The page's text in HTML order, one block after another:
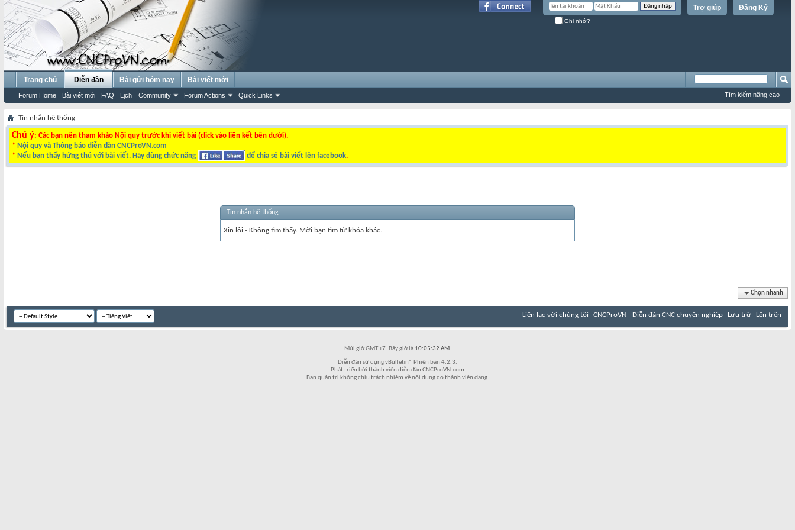
Đăng Ký
Trợ giúp
Ghi nhớ?
Trang chủ Diễn đàn
Forum Home Bài viết mới FAQ Lịch Community Forum Actions Quick Links
Bài gửi hôm nay Bài viết mới
Tìm kiếm nâng cao
Tin nhắn hệ thống
Chú ý: Các bạn nên tham khảo Nội quy trước khi viết bài (click vào liên kết bên dưới).
* Nội quy và Thông báo diễn đàn CNCProVN.com
* Nếu bạn thấy hứng thú với bài viết. Hãy dùng chức năng để chia sẻ bài viết lên facebook.
Tin nhắn hệ thống
Xin lỗi - Không tìm thấy. Mời bạn tìm từ khóa khác.
Chọn nhanh
Liên lạc với chúng tôi CNCProVN - Diễn đàn CNC chuyên nghiệp Lưu trữ Lên trên
Múi giờ GMT +7. Bây giờ là 10:05:32 AM.
Diễn đàn sử dụng vBulletin® Phiên bản 4.2.3.
Phát triển bởi thành viên diễn đàn CNCProVN.com
Ban quản trị không chịu trách nhiệm về nội dung do thành viên đăng.